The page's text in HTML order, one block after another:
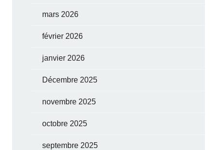
mars 2026
février 2026
janvier 2026
Décembre 2025
novembre 2025
octobre 2025
septembre 2025